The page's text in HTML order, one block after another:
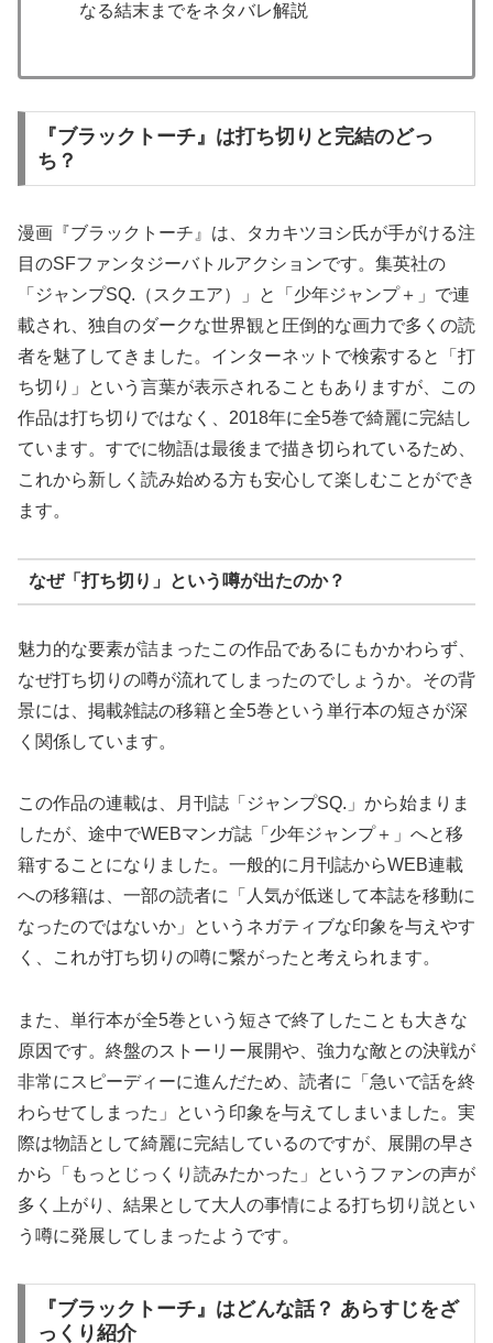
なる結末までをネタバレ解説
『ブラックトーチ』は打ち切りと完結のどっ
ち？
漫画『ブラックトーチ』は、タカキツヨシ氏が手がける注
目のSFファンタジーバトルアクションです。集英社の
「ジャンプSQ.（スクエア）」と「少年ジャンプ＋」で連
載され、独自のダークな世界観と圧倒的な画力で多くの読
者を魅了してきました。インターネットで検索すると「打
ち切り」という言葉が表示されることもありますが、この
作品は打ち切りではなく、2018年に全5巻で綺麗に完結し
ています。すでに物語は最後まで描き切られているため、
これから新しく読み始める方も安心して楽しむことができ
ます。
なぜ「打ち切り」という噂が出たのか？
魅力的な要素が詰まったこの作品であるにもかかわらず、
なぜ打ち切りの噂が流れてしまったのでしょうか。その背
景には、掲載雑誌の移籍と全5巻という単行本の短さが深
く関係しています。
この作品の連載は、月刊誌「ジャンプSQ.」から始まりま
したが、途中でWEBマンガ誌「少年ジャンプ＋」へと移
籍することになりました。一般的に月刊誌からWEB連載
への移籍は、一部の読者に「人気が低迷して本誌を移動に
なったのではないか」というネガティブな印象を与えやす
く、これが打ち切りの噂に繋がったと考えられます。
また、単行本が全5巻という短さで終了したことも大きな
原因です。終盤のストーリー展開や、強力な敵との決戦が
非常にスピーディーに進んだため、読者に「急いで話を終
わらせてしまった」という印象を与えてしまいました。実
際は物語として綺麗に完結しているのですが、展開の早さ
から「もっとじっくり読みたかった」というファンの声が
多く上がり、結果として大人の事情による打ち切り説とい
う噂に発展してしまったようです。
『ブラックトーチ』はどんな話？ あらすじをざ
っくり紹介